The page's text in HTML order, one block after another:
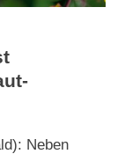
Neben